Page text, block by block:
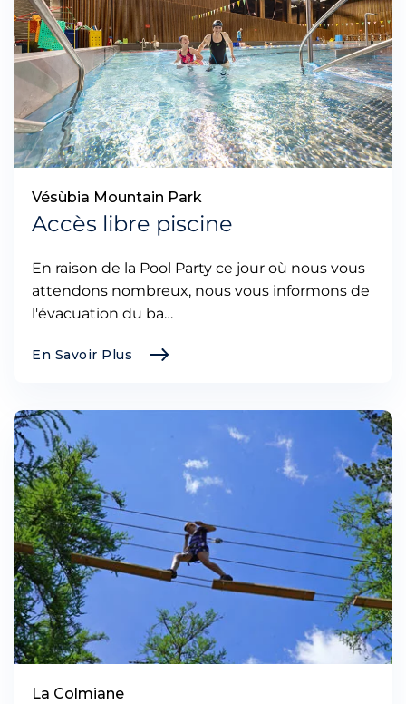
Vésùbia Mountain Park
Accès libre piscine
En raison de la Pool Party ce jour où nous vous
attendons nombreux, nous vous informons de
l'évacuation du ba…
En Savoir Plus
La Colmiane